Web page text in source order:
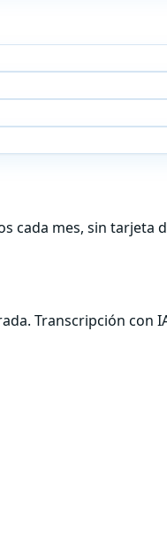
cada mes, sin tarjeta
Transcripción con